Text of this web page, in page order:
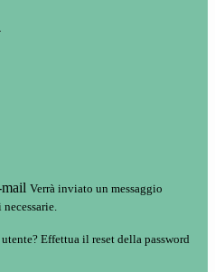
Verrà inviato un messaggio
Effettua il reset della password